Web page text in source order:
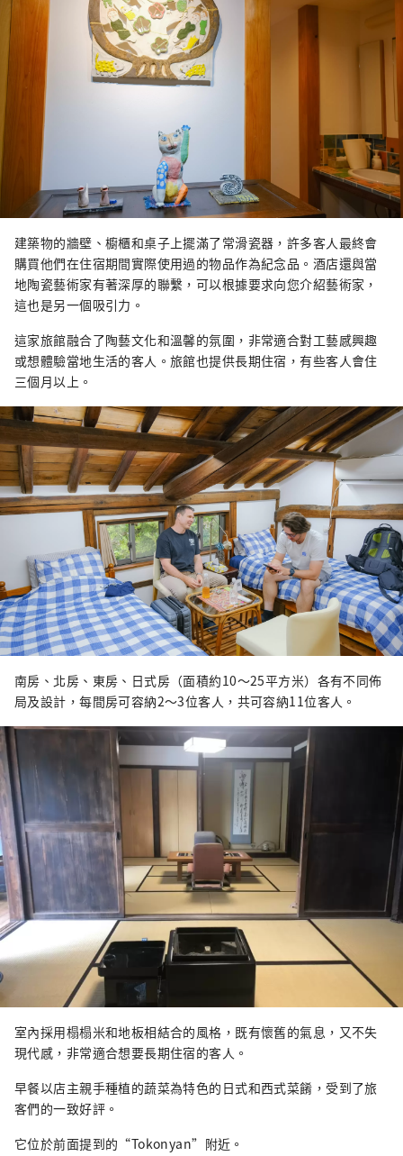
建築物的牆壁、櫥櫃和桌子上擺滿了常滑瓷器，許多客人最終會
購買他們在住宿期間實際使用過的物品作為紀念品。酒店還與當
地陶瓷藝術家有著深厚的聯繫，可以根據要求向您介紹藝術家，
這也是另一個吸引力。
這家旅館融合了陶藝文化和溫馨的氛圍，非常適合對工藝感興趣
或想體驗當地生活的客人。旅館也提供長期住宿，有些客人會住
三個月以上。
南房、北房、東房、日式房（面積約10～25平方米）各有不同佈
局及設計，每間房可容納2～3位客人，共可容納11位客人。
室內採用榻榻米和地板相結合的風格，既有懷舊的氣息，又不失
現代感，非常適合想要長期住宿的客人。
早餐以店主親手種植的蔬菜為特色的日式和西式菜餚，受到了旅
客們的一致好評。
它位於前面提到的“Tokonyan”附近。